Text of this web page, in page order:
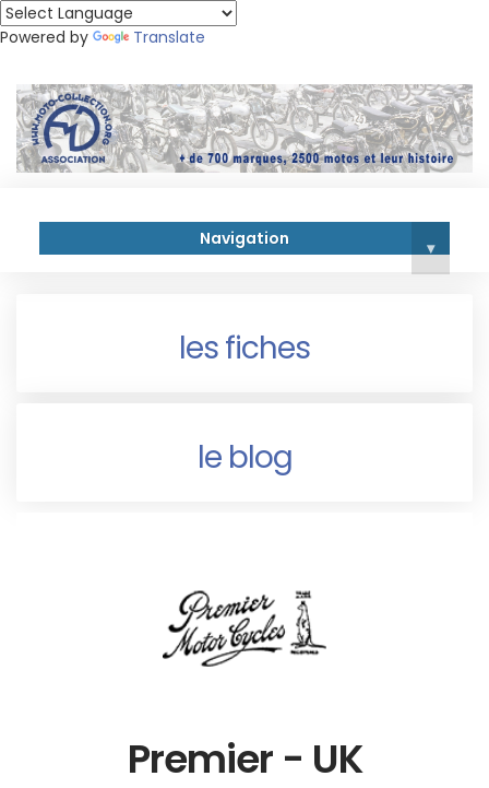
Powered by Translate
Navigation ▾
les fiches
le blog
Premier - UK